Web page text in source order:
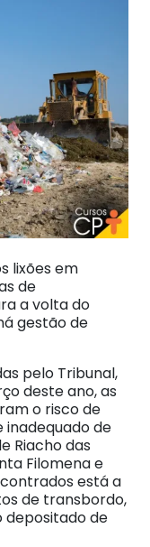
lixões em
de
a volta do
gestão de
pelo Tribunal,
deste ano, as
o risco de
de
Riacho das
Filomena e
está a
de transbordo,
depositado de